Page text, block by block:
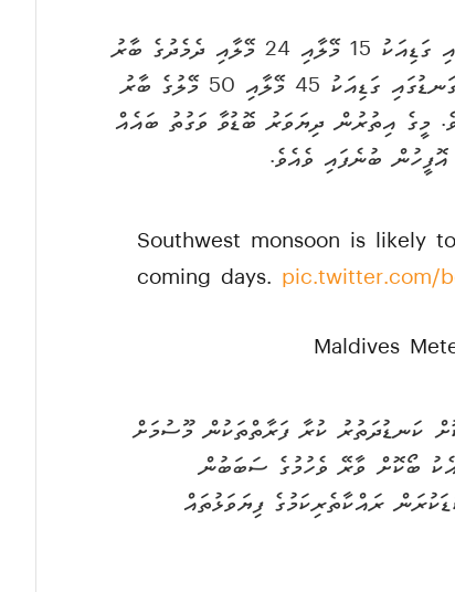
މެޓް އޮފީހުން ބުނީ، ކުރިޔަށް އޮތް ފަސްދުވަހު އާއްމު ގޮތެއްގައި ގަޑިއަކު 15 މޭލާއި 24 މޭލާއި ދެމެދުގެ ބާރު
މިނުގައި ވައި ގަދަވާނެ ކަމަށް ލަފާ ކުރެވޭ ކަމަށެވެ. އަދި، ވިލާގަނޑުގައި ގަޑިއަކު 45 މޭލާއި 50 މޭލުގެ ބާރު
މީގެ އިތުރުން ދިޔަވަރު ބޮޑުވާ ވަގުތު ބައެއް
ބުނެފައި ވެއެވެ.
Southwest monsoon is likely
coming days. pic.twitter.com/
ކަނޑުދަތުރު ކުރާ ފަރާތްތަކުން މޫސުމަށް
ބޯކޮށް ވާރޭ ވެހުމުގެ ސަބަބުން
ރައްކާތެރިކަމުގެ ފިޔަވަޅުތައް